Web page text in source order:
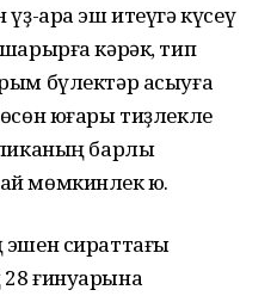
ара эш итеүгә күсеү
кәрәк, тип
бүлектәр асыуға
юғары тиҙлекле
барлыҡ
мөмкинлек юҡ.
сираттағы
ғинуарына